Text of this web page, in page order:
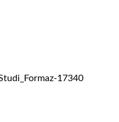
17340